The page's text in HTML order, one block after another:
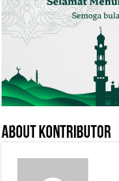
About Kontributor